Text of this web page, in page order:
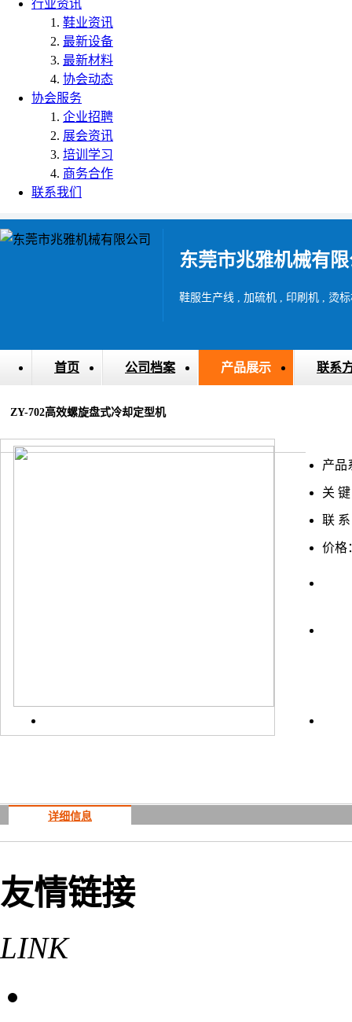
行业资讯
鞋业资讯
最新设备
最新材料
协会动态
协会服务
企业招聘
展会资讯
培训学习
商务合作
联系我们
东莞市兆雅机械有
鞋服生产线 , 加硫机 , 印刷机 , 烫
首页 公司档案 产品展示 联系
ZY-702高效螺旋盘式冷却定型机
产品
关
联
价格
详细信息
友情链接
LINK